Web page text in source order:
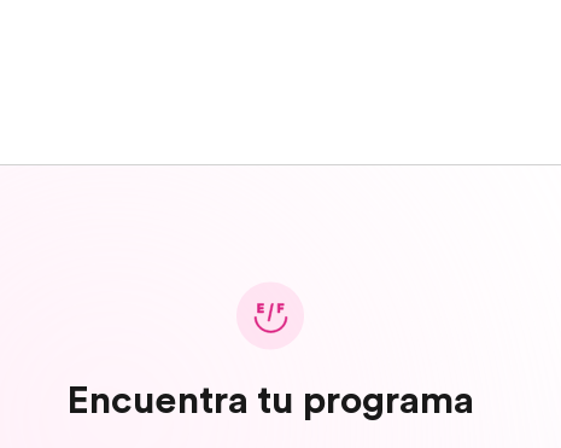
Encuentra tu programa